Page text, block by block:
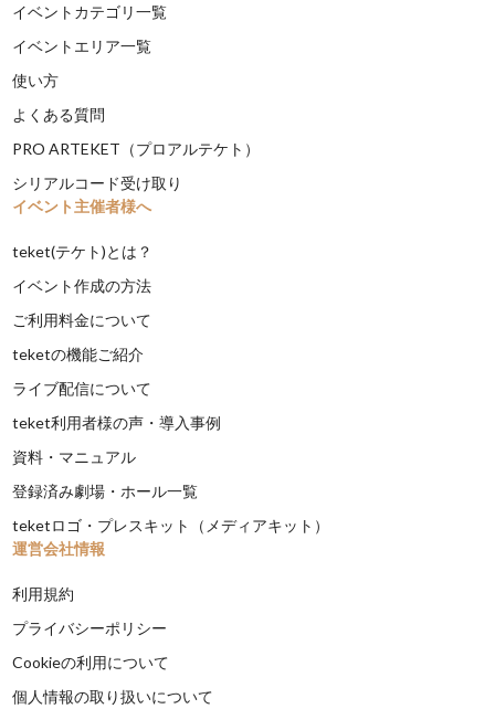
イベントカテゴリ一覧
イベントエリア一覧
使い方
よくある質問
PRO ARTEKET（プロアルテケト）
シリアルコード受け取り
イベント主催者様へ
teket(テケト)とは？
イベント作成の方法
ご利用料金について
teketの機能ご紹介
ライブ配信について
teket利用者様の声・導入事例
資料・マニュアル
登録済み劇場・ホール一覧
teketロゴ・プレスキット（メディアキット）
運営会社情報
利用規約
プライバシーポリシー
Cookieの利用について
個人情報の取り扱いについて